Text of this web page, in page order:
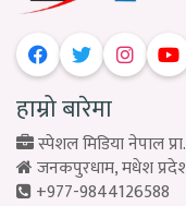
हाम्रो बारेमा
स्पेशल मिडिया नेपाल
जनकपुरधाम, मधेश
+977-9844126588